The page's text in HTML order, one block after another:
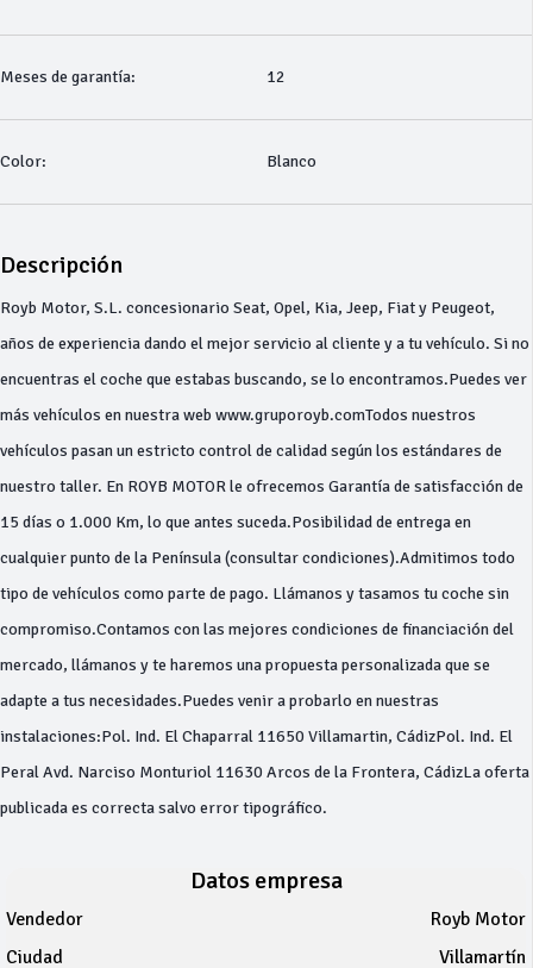
Meses de garantía: 12
Color: Blanco
Descripción
Royb Motor, S.L. concesionario Seat, Opel, Kia, Jeep, Fiat y Peugeot,
años de experiencia dando el mejor servicio al cliente y a tu vehículo. Si no
encuentras el coche que estabas buscando, se lo encontramos.Puedes ver
más vehículos en nuestra web www.gruporoyb.comTodos nuestros
vehículos pasan un estricto control de calidad según los estándares de
nuestro taller. En ROYB MOTOR le ofrecemos Garantía de satisfacción de
15 días o 1.000 Km, lo que antes suceda.Posibilidad de entrega en
cualquier punto de la Península (consultar condiciones).Admitimos todo
tipo de vehículos como parte de pago. Llámanos y tasamos tu coche sin
compromiso.Contamos con las mejores condiciones de financiación del
mercado, llámanos y te haremos una propuesta personalizada que se
adapte a tus necesidades.Puedes venir a probarlo en nuestras
instalaciones:Pol. Ind. El Chaparral 11650 Villamartin, CádizPol. Ind. El
Peral Avd. Narciso Monturiol 11630 Arcos de la Frontera, CádizLa oferta
publicada es correcta salvo error tipográfico.
Datos empresa
Vendedor
Royb Motor
Ciudad
Villamartín